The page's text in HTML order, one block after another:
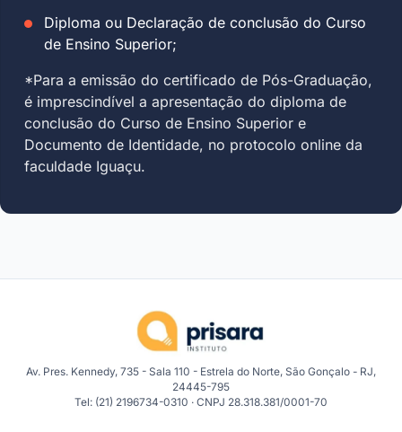
Diploma ou Declaração de conclusão do Curso
de Ensino Superior;
*Para a emissão do certificado de Pós-Graduação,
é imprescindível a apresentação do diploma de
conclusão do Curso de Ensino Superior e
Documento de Identidade, no protocolo online da
faculdade Iguaçu.
Av. Pres. Kennedy, 735 - Sala 110 - Estrela do Norte, São Gonçalo - RJ,
24445-795
Tel: (21) 2196734-0310 · CNPJ 28.318.381/0001-70